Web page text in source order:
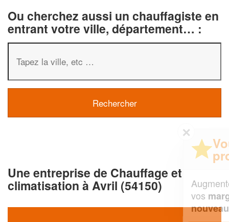
Ou cherchez aussi un chauffagiste en
entrant votre ville, département… :
Une entreprise de Chauffage et
climatisation à Avril (54150)
Augmentez votrechiffre d'affaireset
tout en gagnant de
nouveaux clients!